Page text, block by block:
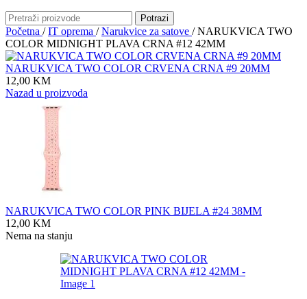
Potrazi
Početna / IT oprema / Narukvice za satove / NARUKVICA TWO
COLOR MIDNIGHT PLAVA CRNA #12 42MM
NARUKVICA TWO COLOR CRVENA CRNA #9 20MM
12,00 KM
Nazad u proizvoda
NARUKVICA TWO COLOR PINK BIJELA #24 38MM
12,00 KM
Nema na stanju